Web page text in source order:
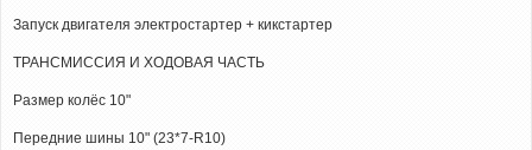
Запуск двигателя электростартер + кикстартер
ТРАНСМИССИЯ И ХОДОВАЯ ЧАСТЬ
Размер колёс 10"
Передние шины 10" (23*7-R10)